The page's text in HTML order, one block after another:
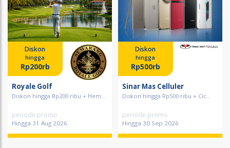
Diskon
hingga
Rp200rb
Royale Golf
Diskon hingga Rp200 ribu + Hem...
periode promo
Hingga 31 Aug 2026
Diskon
hingga
Rp500rb
Sinar Mas Celluler
Diskon hingga Rp500 ribu + Cic...
periode promo
Hingga 30 Sep 2026